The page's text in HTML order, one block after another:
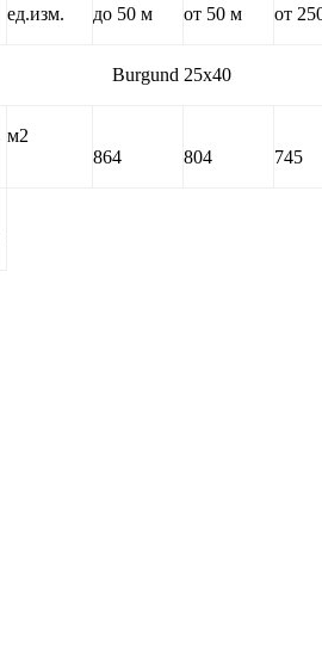
ед.изм. до 50 м от 50 м от
Burgund 25x40
м2
864
804 745